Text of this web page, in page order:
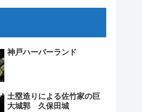
神戸ハーバーランド
土塁造りによる佐竹家の巨
大城郭 久保田城